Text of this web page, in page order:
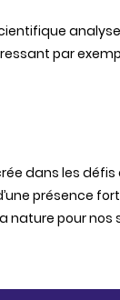
par
dans les défis
présence
pour nos